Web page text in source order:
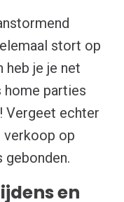
stort op
heb je je net
home parties
Vergeet echter
verkoop op
gebonden.
en